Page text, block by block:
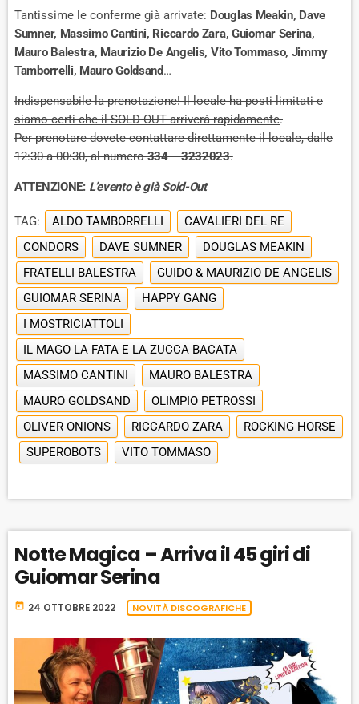
Tantissime le conferme già arrivate: Douglas Meakin, Dave
Sumner, Massimo Cantini, Riccardo Zara, Guiomar Serina,
Mauro Balestra, Maurizio De Angelis, Vito Tommaso, Jimmy
Tamborrelli, Mauro Goldsand…
Indispensabile la prenotazione! Il locale ha posti limitati e
siamo certi che il SOLD-OUT arriverà rapidamente.
Per prenotare dovete contattare direttamente il locale, dalle
12:30 a 00:30, al numero334 – 3232023.
ATTENZIONE: L’evento è già Sold-Out
TAG: ALDO TAMBORRELLI
CAVALIERI DEL RE
CONDORS
DAVE SUMNER
DOUGLAS MEAKIN
FRATELLI BALESTRA
GUIDO & MAURIZIO DE ANGELIS
GUIOMAR SERINA
HAPPY GANG
I MOSTRICIATTOLI
IL MAGO LA FATA E LA ZUCCA BACATA
MASSIMO CANTINI
MAURO BALESTRA
MAURO GOLDSAND
OLIMPIO PETROSSI
OLIVER ONIONS
RICCARDO ZARA
ROCKING HORSE
SUPEROBOTS
VITO TOMMASO
Notte Magica – Arriva il 45 giri di
Guiomar Serina
today 24 OTTOBRE 2022 NOVITÀ DISCOGRAFICHE